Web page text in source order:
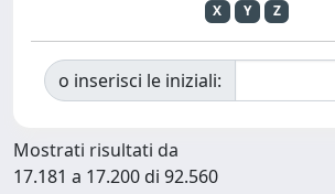
X
Y Z
o inserisci le iniziali:
Mostrati risultati da
17.181 a 17.200 di 92.560